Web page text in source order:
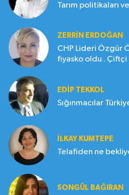
Tarım politikaları
ZERRIN ERDOĞAN
CHP Lideri Özgür
fiyasko oldu . Çiftçi
EDIP TEKKOL
Sığınmacılar
İLKAY KUMTEPE
Telafiden ne
SONGÜL BAĞIRAN